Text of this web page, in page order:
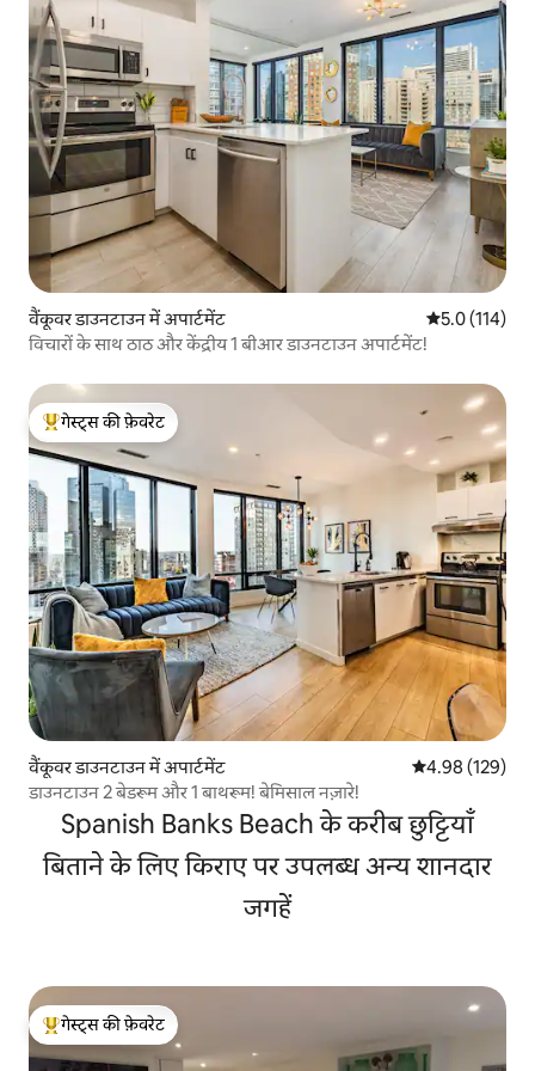
वैंकूवर डाउनटाउन में अपार्टमेंट औसत रेटिंग 5 में
5.0 (114)
विचारों के साथ ठाठ और केंद्रीय 1 बीआर डाउनटाउन अपार्टमेंट!
गेस्ट्स का टॉप फ़ेवरेट
गेस्ट्स की फ़ेवरेट
वैंकूवर डाउनटाउन में अपार्टमेंट औसत रेटिंग 5 में से
4.98 (129)
डाउनटाउन 2 बेडरूम और 1 बाथरूम! बेमिसाल नज़ारे!
Spanish Banks Beach के करीब छुट्टियाँ
बिताने के लिए किराए पर उपलब्ध अन्य शानदार
जगहें
गेस्ट्स का टॉप फ़ेवरेट
गेस्ट्स की फ़ेवरेट